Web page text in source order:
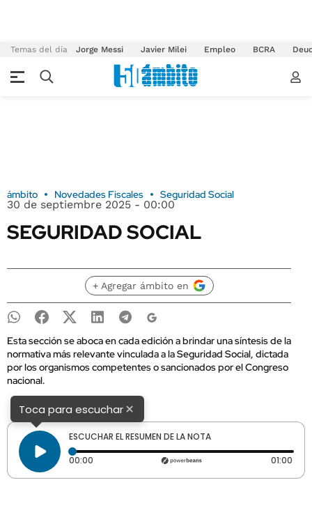
Temas del día Jorge Messi Javier Milei Empleo BCRA
ámbito Novedades Fiscales Seguridad Social
30 de septiembre 2025 - 00:00
SEGURIDAD SOCIAL
+ Agregar ámbito en
Esta sección se aboca en cada edición a brindar una síntesis de la
normativa más relevante vinculada a la Seguridad Social, dictada
por los organismos competentes o sancionados por el Congreso
nacional.
Toca para escuchar×
ESCUCHAR EL RESUMEN DE LA NOTA
00:00 Tiempo transcurrido: 0 segundos 01:00